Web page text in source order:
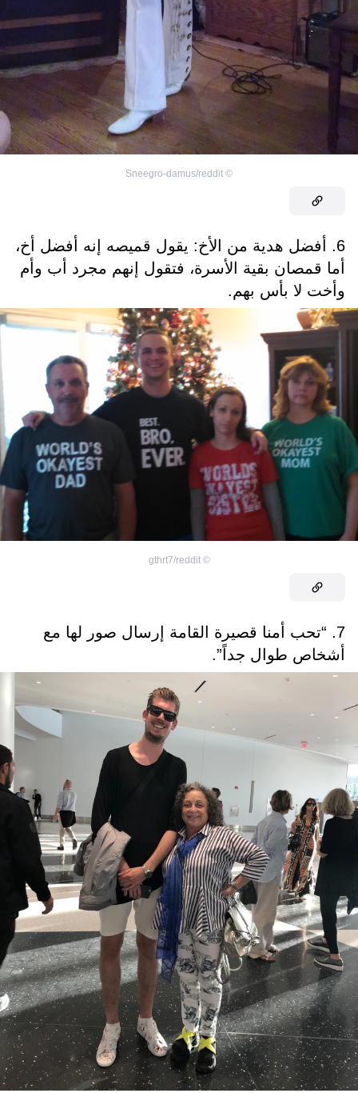
©
Sneegro-damus/reddit
6. أفضل هدية من الأخ: يقول قميصه إنه أفضل أخ،
أما قمصان بقية الأسرة، فتقول إنهم مجرد أب وأم
وأخت لا بأس بهم.
©
gthrt7/reddit
7. “تحب أمنا قصيرة القامة إرسال صور لها مع
أشخاص طوال جداً”.